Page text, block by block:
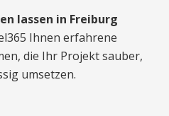
lassen in Freiburg
Ihnen erfahrene
die Ihr Projekt sauber,
umsetzen.